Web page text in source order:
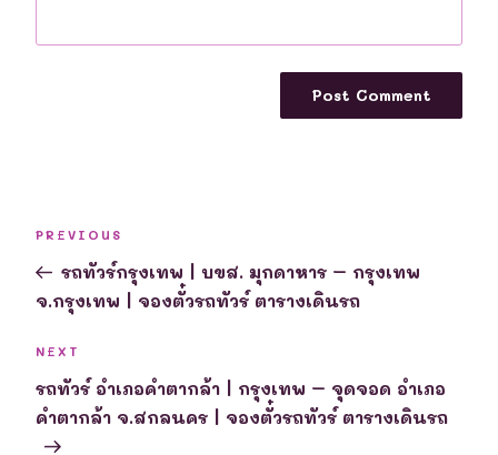
Previous
Post
PREVIOUS
รถทัวร์กรุงเทพ | บขส. มุกดาหาร – กรุงเทพ
จ.กรุงเทพ | จองตั๋วรถทัวร์ ตารางเดินรถ
Next
Post
NEXT
รถทัวร์ อำเภอคำตากล้า | กรุงเทพ – จุดจอด อำเภอ
คำตากล้า จ.สกลนคร | จองตั๋วรถทัวร์ ตารางเดินรถ